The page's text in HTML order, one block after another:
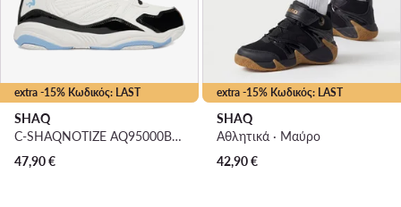
extra -15% Κωδικός: LAST
SHAQ
C-SHAQNOTIZE AQ95000B-WBL · Μπασκετικά Παπούτσια
47,90€
extra -15% Κωδικός: LAST
SHAQ
Αθλητικά · Μαύρο
42,90€